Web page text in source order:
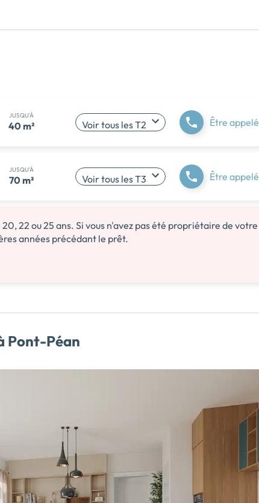
JUSQU'À
40 m² Voir tous les T2 Être appelé
JUSQU'À
70 m² Voir tous les T3 Être appelé
22 ou 25 ans. Si vous n'avez pas été propriétaire de votre
années précédant le prêt.
Pont-Péan